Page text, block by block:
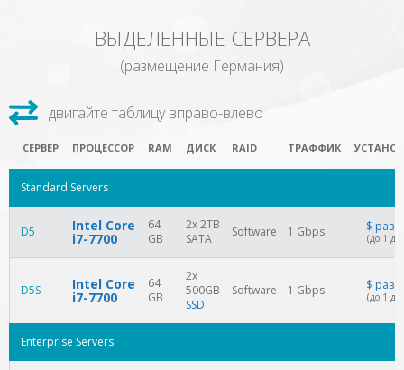
ВЫДЕЛЕННЫЕ СЕРВЕРА
(размещение Германия)
СЕРВЕР ПРОЦЕССОР RAM ДИСК RAID ТРАФФИК
Standard Servers
D5 Intel Core
i7-7700
64
GB
2x 2TB
SATA
Software 1 Gbps $
(до 1
D5S Intel Core
i7-7700
64
GB
2x
500GB
SSD
Software 1 Gbps $
(до 1
Enterprise Servers